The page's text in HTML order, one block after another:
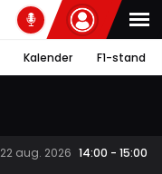
Kalender F1-stand
22 aug. 2026 14:00 - 15:00